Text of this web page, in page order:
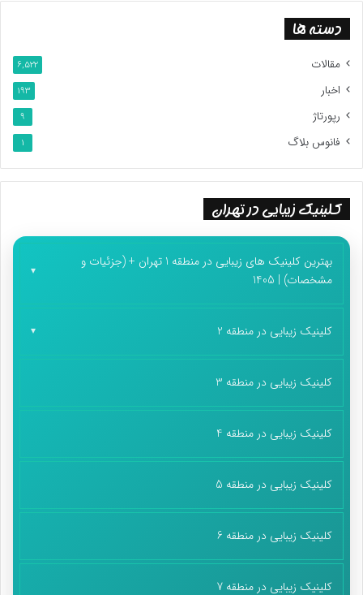
دسته ها
مقالات 6,522
اخبار 193
رپورتاژ 9
فانوس بلاگ 1
کلینیک زیبایی در تهران
بهترین کلینیک های زیبایی در منطقه 1 تهران + (جزئیات و
مشخصات) | 1405
کلینیک زیبایی در منطقه 2
کلینیک زیبایی در منطقه 3
کلینیک زیبایی در منطقه 4
کلینیک زیبایی در منطقه 5
کلینیک زیبایی در منطقه 6
کلینیک زیبایی در منطقه 7